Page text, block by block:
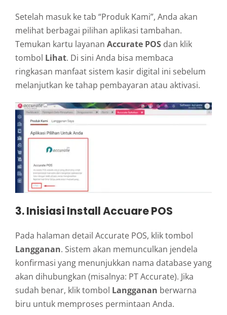
Setelah masuk ke tab “Produk Kami”, Anda akan
melihat berbagai pilihan aplikasi tambahan.
Temukan kartu layanan Accurate POS dan klik
tombol Lihat. Di sini Anda bisa membaca
ringkasan manfaat sistem kasir digital ini sebelum
melanjutkan ke tahap pembayaran atau aktivasi.
3. Inisiasi Install Accuare POS
Pada halaman detail Accurate POS, klik tombol
Langganan. Sistem akan memunculkan jendela
konfirmasi yang menunjukkan nama database yang
akan dihubungkan (misalnya: PT Accurate). Jika
sudah benar, klik tombol Langganan berwarna
biru untuk memproses permintaan Anda.